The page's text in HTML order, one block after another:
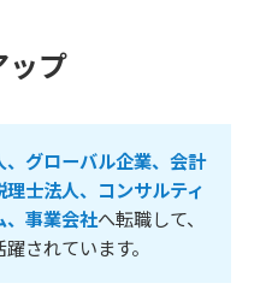
ップ
、グローバル企業、会計
士法人、コンサルティ
、事業会社へ転職して、
されています。